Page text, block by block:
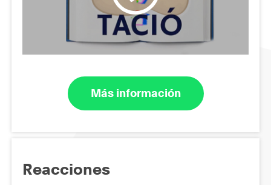
Más información
Reacciones